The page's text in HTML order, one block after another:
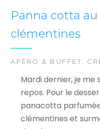
Panna cotta
clémentines
APÉRO & BUFFET
Mardi dernier, je me
repos. Pour le
panacotta
clémentines et